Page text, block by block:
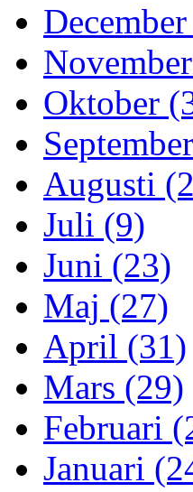
Oktober
Augusti
Juli (9)
Juni (23)
Maj (27)
April (31)
Mars (29)
Februari
Januari